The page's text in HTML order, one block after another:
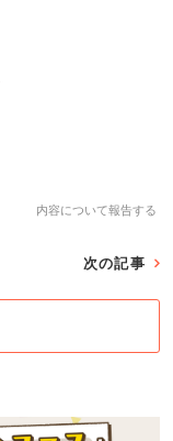
内容について報告する
次の記事